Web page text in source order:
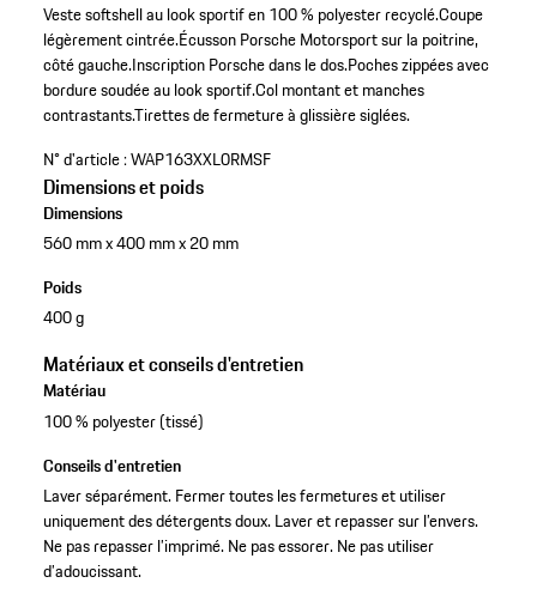
Veste softshell au look sportif en 100 % polyester recyclé.Coupe
légèrement cintrée.Écusson Porsche Motorsport sur la poitrine,
côté gauche.Inscription Porsche dans le dos.Poches zippées avec
bordure soudée au look sportif.Col montant et manches
contrastants.Tirettes de fermeture à glissière siglées.
N° d'article :WAP163XXL0RMSF
Dimensions et poids
Dimensions
560 mm x 400 mm x 20 mm
Poids
400 g
Matériaux et conseils d'entretien
Matériau
100 % polyester (tissé)
Conseils d'entretien
Laver séparément. Fermer toutes les fermetures et utiliser
uniquement des détergents doux. Laver et repasser sur l’envers.
Ne pas repasser l’imprimé. Ne pas essorer. Ne pas utiliser
d’adoucissant.